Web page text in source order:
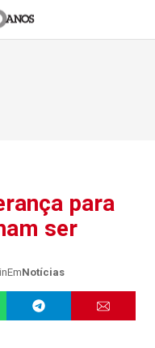
para
ser
EmNotícias